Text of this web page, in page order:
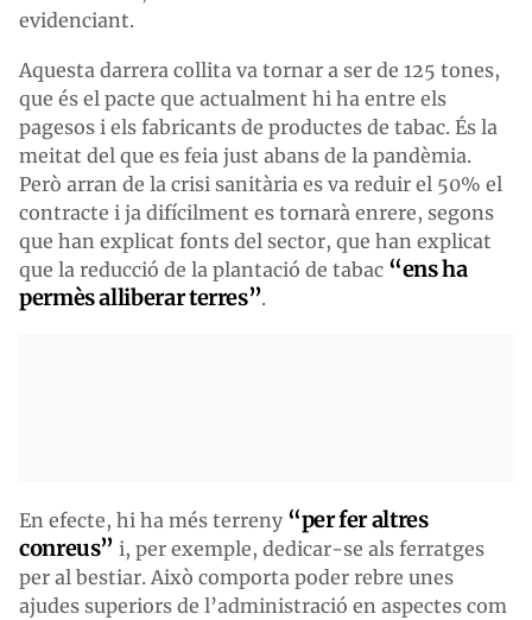
evidenciant.
Aquesta darrera collita va tornar a ser de 125 tones,
que és el pacte que actualment hi ha entre els
pagesos i els fabricants de productes de tabac. És la
meitat del que es feia just abans de la pandèmia.
Però arran de la crisi sanitària es va reduir el 50% el
contracte i ja difícilment es tornarà enrere, segons
que han explicat fonts del sector, que han explicat
que la reducció de la plantació de tabac “ens ha
permès alliberar terres”.
En efecte, hi ha més terreny “per fer altres
conreus” i, per exemple, dedicar-se als ferratges
per al bestiar. Això comporta poder rebre unes
ajudes superiors de l’administració en aspectes com